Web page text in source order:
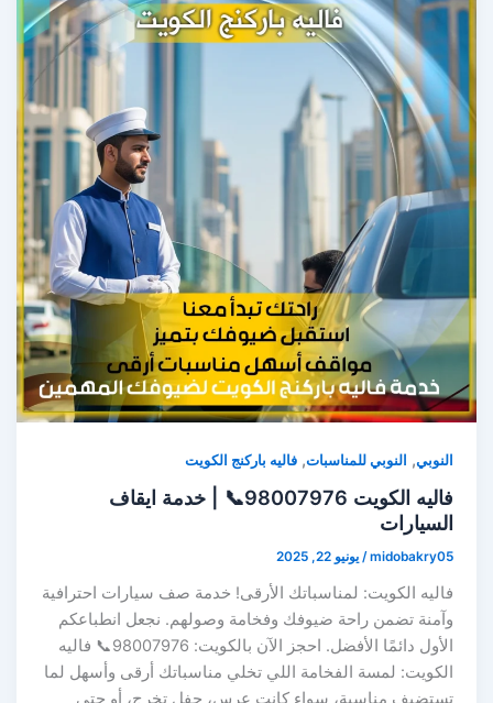
النوبي, النوبي للمناسبات, فاليه باركنج الكويت
فاليه الكويت 98007976📞 | خدمة ايقاف
السيارات
midobakry05
/يونيو 22, 2025
فاليه الكويت: لمناسباتك الأرقى! خدمة صف سيارات احترافية
وآمنة تضمن راحة ضيوفك وفخامة وصولهم. نجعل انطباعكم
الأول دائمًا الأفضل. احجز الآن بالكويت: 98007976📞 فاليه
الكويت: لمسة الفخامة اللي تخلي مناسباتك أرقى وأسهل لما
تستضيف مناسبة، سواء كانت عرس، حفل تخرج، أو حتى